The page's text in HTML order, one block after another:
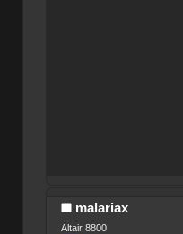
malariax
Altair 8800